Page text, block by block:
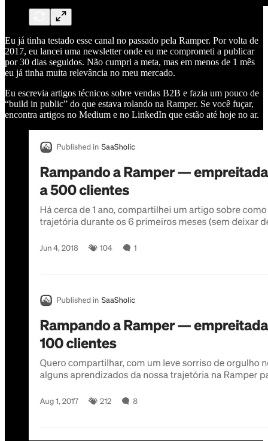
Eu já tinha testado esse canal no passado pela Ramper. Por volta de
2017, eu lancei uma newsletter onde eu me comprometi a publicar
por 30 dias seguidos. Não cumpri a meta, mas em menos de 1 mês
eu já tinha muita relevância no meu mercado.
Eu escrevia artigos técnicos sobre vendas B2B e fazia um pouco de
“build in public” do que estava rolando na Ramper. Se você fuçar,
encontra artigos no Medium e no LinkedIn que estão até hoje no ar.